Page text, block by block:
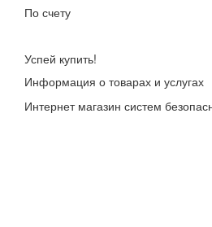
По счету
Успей купить!
Информация о товарах и услугах
Интернет магазин систем